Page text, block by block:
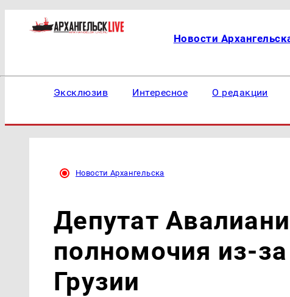
Новости
Эксклюзив Интересное О редакции
Новости Архангельска
Депутат
полномочия из-
Грузии